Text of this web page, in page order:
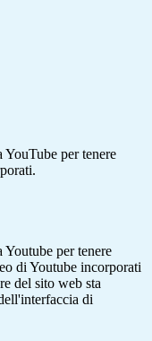
YouTube per tenere
Youtube per tenere
di Youtube incorporati
del sito web sta
di